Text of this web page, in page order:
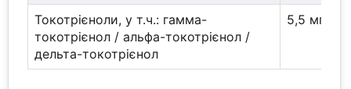
Токотрієноли, у т.ч.: гамма-
токотрієнол / альфа-токотрієнол /
дельта-токотрієнол
5,5 мг / 3